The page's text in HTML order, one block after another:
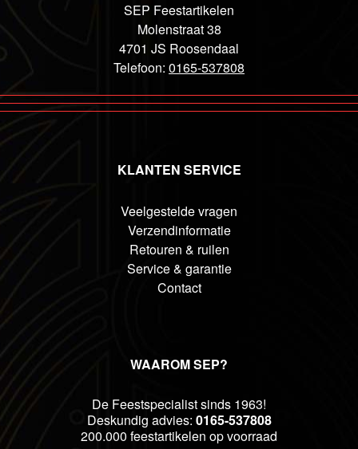
SEP Feestartikelen
Molenstraat 38
4701 JS Roosendaal
Telefoon: 0165-537808
KLANTEN SERVICE
Veelgestelde vragen
Verzendinformatie
Retouren & ruilen
Service & garantie
Contact
WAAROM SEP?
De Feestspecialist sinds 1963!
Deskundig advies: 0165-537808
200.000 feestartikelen op voorraad